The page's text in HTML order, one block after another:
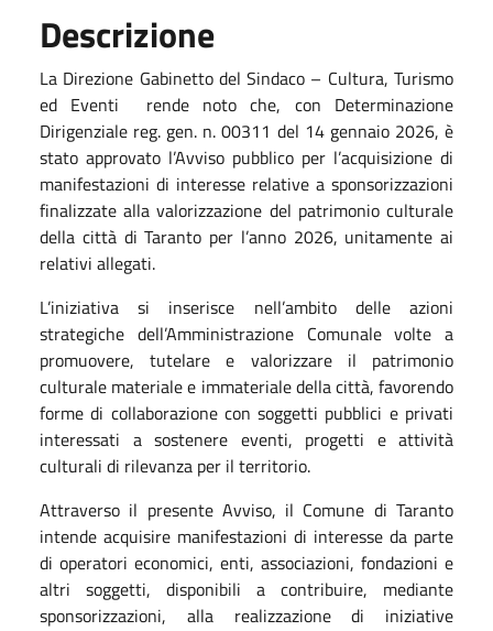
Descrizione
La Direzione Gabinetto del Sindaco – Cultura, Turismo
ed Eventi rende noto che, con Determinazione
Dirigenziale reg. gen. n. 00311 del 14 gennaio 2026, è
stato approvato l’Avviso pubblico per l’acquisizione di
manifestazioni di interesse relative a sponsorizzazioni
finalizzate alla valorizzazione del patrimonio culturale
della città di Taranto per l’anno 2026, unitamente ai
relativi allegati.
L’iniziativa si inserisce nell’ambito delle azioni
strategiche dell’Amministrazione Comunale volte a
promuovere, tutelare e valorizzare il patrimonio
culturale materiale e immateriale della città, favorendo
forme di collaborazione con soggetti pubblici e privati
interessati a sostenere eventi, progetti e attività
culturali di rilevanza per il territorio.
Attraverso il presente Avviso, il Comune di Taranto
intende acquisire manifestazioni di interesse da parte
di operatori economici, enti, associazioni, fondazioni e
altri soggetti, disponibili a contribuire, mediante
sponsorizzazioni, alla realizzazione di iniziative